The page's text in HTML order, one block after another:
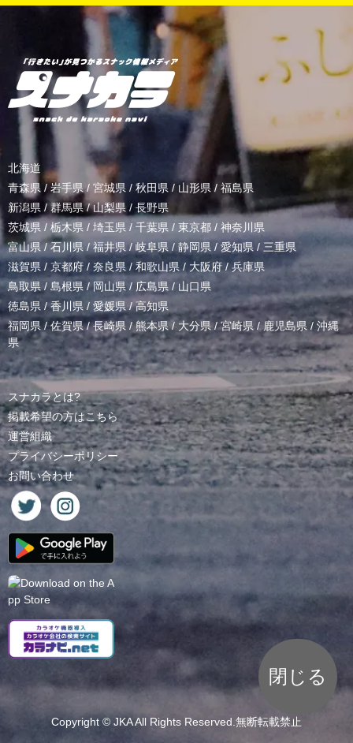
北海道
青森県 / 岩手県/ 宮城県 / 秋田県 / 山形県/ 福島県
新潟県 /群馬県/山梨県 / 長野県
茨城県 / 栃木県 / 埼玉県 / 千葉県 / 東京都 / 神奈川県
富山県 /石川県/福井県/岐阜県 / 静岡県 / 愛知県 / 三重県
滋賀県 / 京都府 / 奈良県 / 和歌山県/ 大阪府 /兵庫県
鳥取県/ 島根県 /岡山県/ 広島県 / 山口県
徳島県 /香川県 / 愛媛県/高知県
福岡県/佐賀県/長崎県 /熊本県/ 大分県/宮崎県 /鹿児島県 / 沖縄
県
スナカラとは?
掲載希望の方はこちら
運営組織
プライバシーポリシー
お問い合わせ
Copyright © JKAAll Rights Reserved.無断転載禁止
閉じる